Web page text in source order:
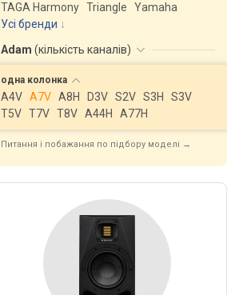
TAGA Harmony Triangle
Yamaha
Усі бренди
Adam (кількість каналів)
одна колонка
A4V A7V A8H D3V S2V S3H
S3V
T5V T7V T8V A44H A77H
Питання і побажання по підбору моделі →